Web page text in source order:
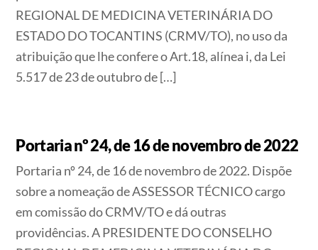
REGIONAL DE MEDICINA VETERINÁRIA DO
ESTADO DO TOCANTINS (CRMV/TO), no uso da
atribuição que lhe confere o Art.18, alínea i, da Lei
5.517 de 23 de outubro de […]
Portaria nº 24, de 16 de novembro de 2022
Portaria nº 24, de 16 de novembro de 2022. Dispõe
sobre a nomeação de ASSESSOR TÉCNICO cargo
em comissão do CRMV/TO e dá outras
providências. A PRESIDENTE DO CONSELHO